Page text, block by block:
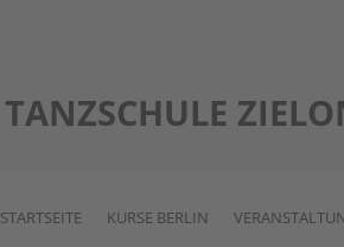
TANZSCHULE
STARTSEITE KURSE BERLIN